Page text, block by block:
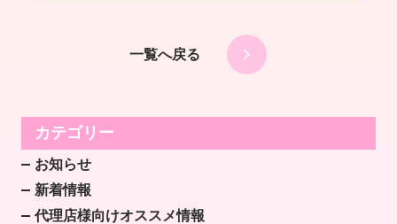
カテゴリー
お知らせ
新着情報
代理店様向けオススメ情報
一覧へ戻る